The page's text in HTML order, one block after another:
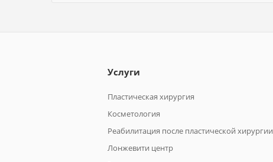
Услуги
Пластическая хирургия
Косметология
Реабилитация после пластической хирургии
Лонжевити центр